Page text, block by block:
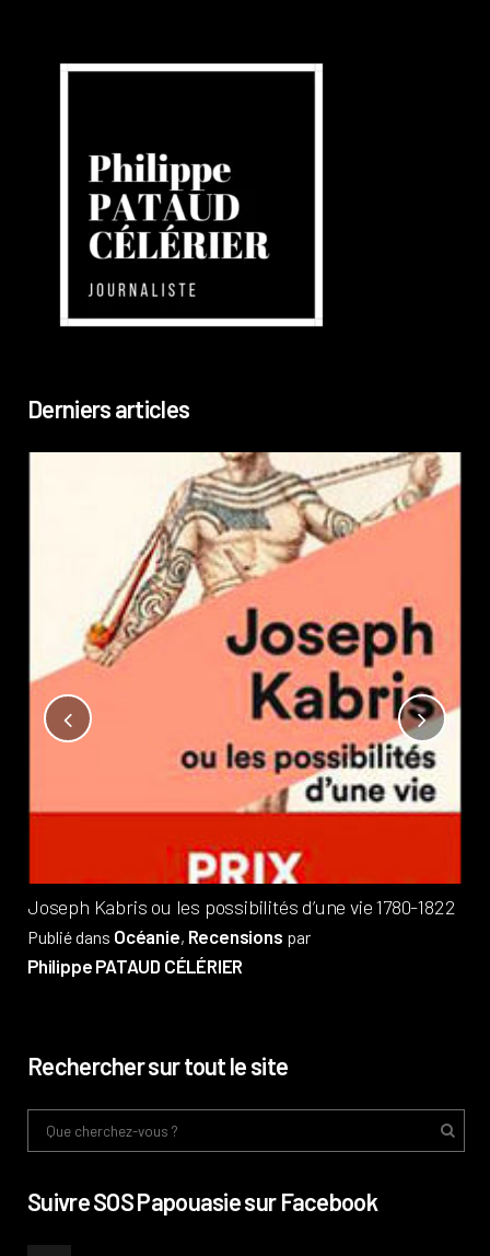
Derniers articles
Joseph Kabris ou les possibilités d’une vie 1780-1822
Publié dans Océanie, Recensions par
Philippe PATAUD CÉLÉRIER
Rechercher sur tout le site
Suivre SOS Papouasie sur Facebook